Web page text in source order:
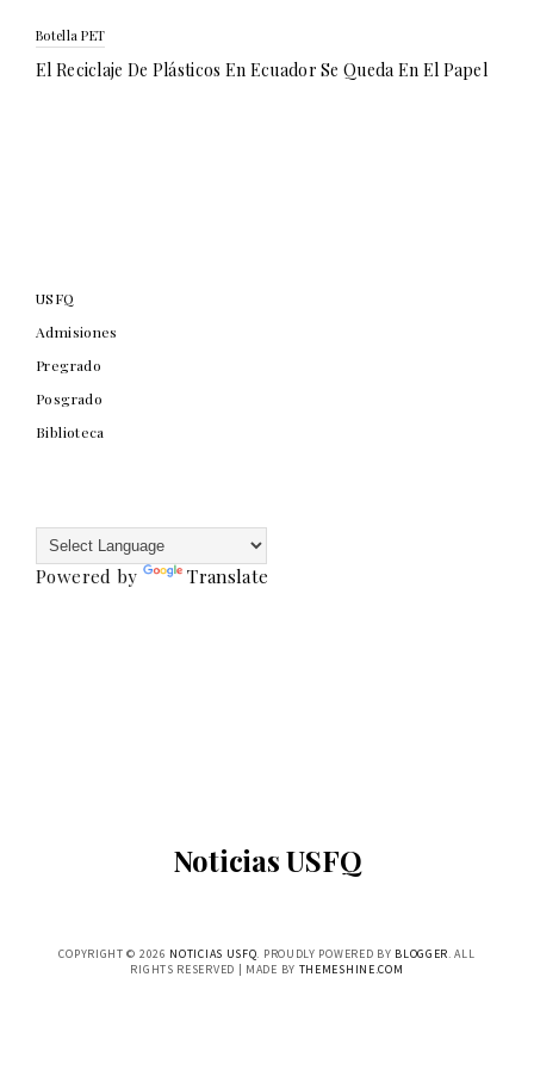
Botella PET
El Reciclaje De Plásticos En Ecuador Se Queda En El Papel
USFQ
Admisiones
Pregrado
Posgrado
Biblioteca
Powered by Translate
Noticias USFQ
COPYRIGHT © 2026 NOTICIAS USFQ. PROUDLY POWERED BY BLOGGER. ALL
RIGHTS RESERVED | MADE BY THEMESHINE.COM